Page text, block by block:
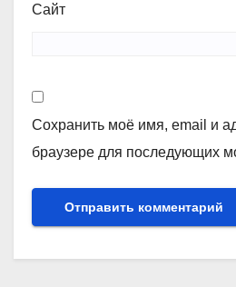
Сайт
Сохранить моё имя, email и
браузере для последующих